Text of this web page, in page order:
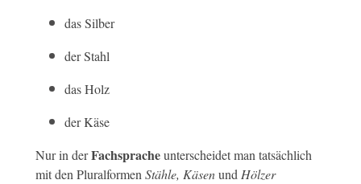
das Silber
der Stahl
das Holz
der Käse
Nur in derFachspracheunterscheidet man tatsächlich
mit den Pluralformen Stähle, Käsenund Hölzer